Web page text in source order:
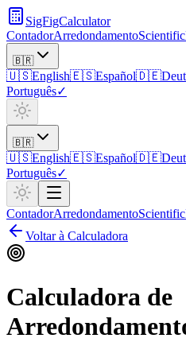
SigFigCalculator
ContadorArredondamentoScientific
🇧🇷
🇺🇸English🇪🇸Español🇩🇪
Português✓
🇧🇷
🇺🇸English🇪🇸Español🇩🇪
Português✓
ContadorArredondamentoScientific
Voltar à Calculadora
Calculadora de